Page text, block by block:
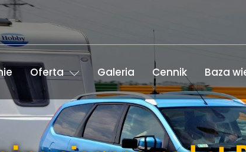
Oferta Galeria Cennik Baza